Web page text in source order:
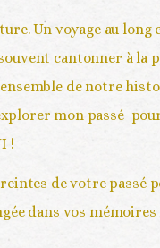
Un voyage au
cantonner à la
de notre
mon passé
!
de votre
dans vos